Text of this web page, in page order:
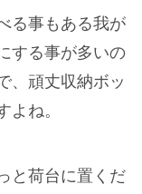
る事もある我が
する事が多いの
、頑丈収納ボッ
よね。
と荷台に置くだ